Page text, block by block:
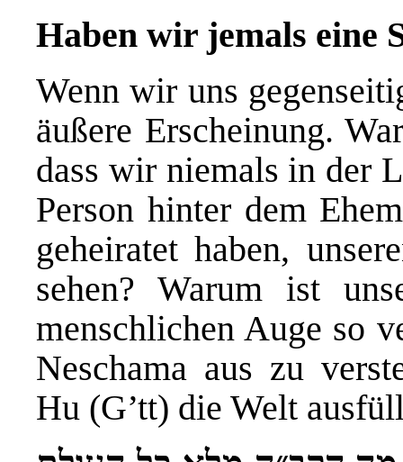
Haben wir jemals eine
Wenn wir uns
äußere Erscheinung.
dass wir niemals in der
Person hinter dem
geheiratet haben,
sehen? Warum ist
menschlichen Auge so
Neschama aus zu
Hu (G’tt) die Welt